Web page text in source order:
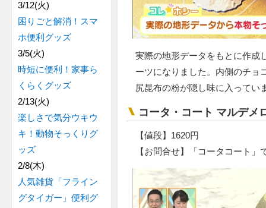
実際の地形データをもとに作成
ーツになりました。内側のチョ
尻昆布の粉が隠し味に入ってい
コータ・コート マルデメ
【値段】1620円
【お問合せ】「コータコート」
3/12(火)
困りごと解消！スマ
ホ便利グッズ
3/5(火)
時短に便利！家事ら
くらくグッズ
2/13(火)
楽しさで気分ウキウ
キ！動物そっくりグ
ッズ
2/8(木)
人気雑貨「フライン
グタイガー」便利グ